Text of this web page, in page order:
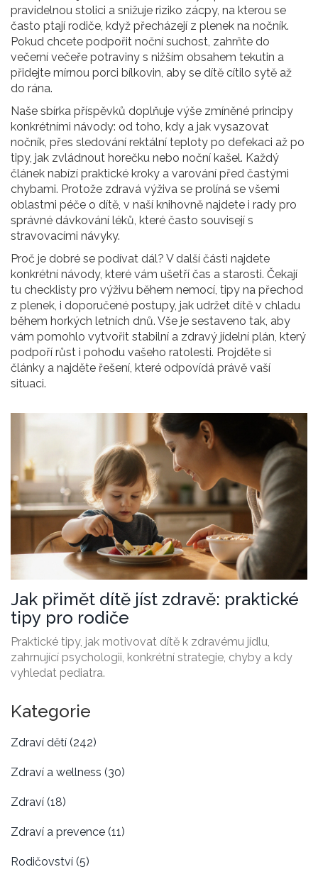
pravidelnou stolici a snižuje riziko zácpy, na kterou se
často ptají rodiče, když přecházejí z plenek na nočník.
Pokud chcete podpořit noční suchost, zahrňte do
večerní večeře potraviny s nižším obsahem tekutin a
přidejte mírnou porci bílkovin, aby se dítě cítilo sytě až
do rána.
Naše sbírka příspěvků doplňuje výše zmíněné principy
konkrétními návody: od toho, kdy a jak vysazovat
nočník, přes sledování rektální teploty po defekaci až po
tipy, jak zvládnout horečku nebo noční kašel. Každý
článek nabízí praktické kroky a varování před častými
chybami. Protože zdravá výživa se prolíná se všemi
oblastmi péče o dítě, v naší knihovně najdete i rady pro
správné dávkování léků, které často souvisejí s
stravovacími návyky.
Proč je dobré se podívat dál? V další části najdete
konkrétní návody, které vám ušetří čas a starosti. Čekají
tu checklisty pro výživu během nemocí, tipy na přechod
z plenek, i doporučené postupy, jak udržet dítě v chladu
během horkých letních dnů. Vše je sestaveno tak, aby
vám pomohlo vytvořit stabilní a zdravý jídelní plán, který
podpoří růst i pohodu vašeho ratolesti. Projděte si
články a najděte řešení, které odpovídá právě vaší
situaci.
Jak přimět dítě jíst zdravě: praktické
tipy pro rodiče
Praktické tipy, jak motivovat dítě k zdravému jídlu,
zahrnující psychologii, konkrétní strategie, chyby a kdy
vyhledat pediatra.
Kategorie
Zdraví dětí (242)
Zdraví a wellness (30)
Zdraví (18)
Zdraví a prevence (11)
Rodičovství (5)